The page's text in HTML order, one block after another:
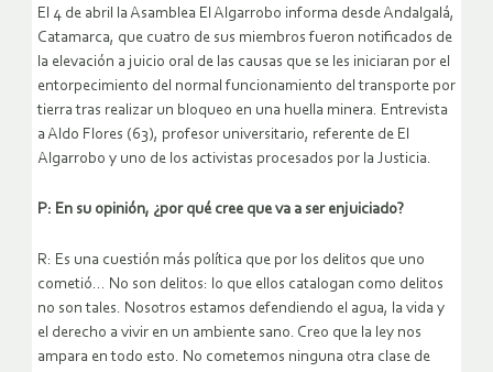
El 4 de abril la Asamblea El Algarrobo informa desde Andalgalá,
Catamarca, que cuatro de sus miembros fueron notificados de
la elevación a juicio oral de las causas que se les iniciaran por el
entorpecimiento del normal funcionamiento del transporte por
tierra tras realizar un bloqueo en una huella minera. Entrevista
a Aldo Flores (63), profesor universitario, referente de El
Algarrobo y uno de los activistas procesados por la Justicia.
P: En su opinión, ¿por qué cree que va a ser enjuiciado?
R: Es una cuestión más política que por los delitos que uno
cometió… No son delitos: lo que ellos catalogan como delitos
no son tales. Nosotros estamos defendiendo el agua, la vida y
el derecho a vivir en un ambiente sano. Creo que la ley nos
ampara en todo esto. No cometemos ninguna otra clase de